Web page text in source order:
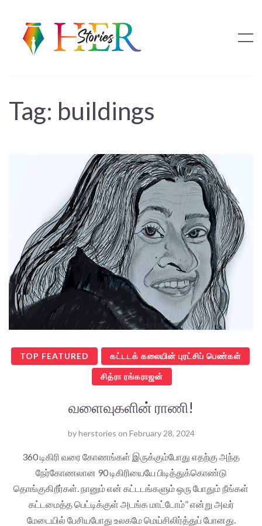
Tag: buildings
TOP FEATURED கட்டடக் கலையின் புரட்சிப் பெண்கள்
சித்ரா ரங்கராஜன்
வளைவுகளின் ராணி!
byherstories on February 28, 2024
360 டிகிரி வரை கோணங்கள் இருக்கும்போது எதற்கு அந்த
நேர்கோணலான 90 டிகிரியையே பிடித்துக்கொண்டு
தொங்குகிறீர்கள். நானும் என் கட்டடங்களும் ஒரு போதும் நீங்கள்
கட்டமைத்த பெட்டிக்குள் அடங்க மாட்டோம்” என்று அவர்
மேடையில் பேசியபோது உலகமே மெய்சிலிர்த்துப் போனது.